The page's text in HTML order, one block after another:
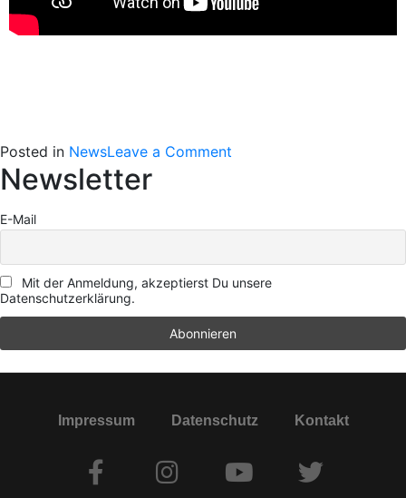
Posted in NewsLeave a Comment
Newsletter
E-Mail
Mit der Anmeldung, akzeptierst Du unsere
Datenschutzerklärung.
Impressum Datenschutz Kontakt